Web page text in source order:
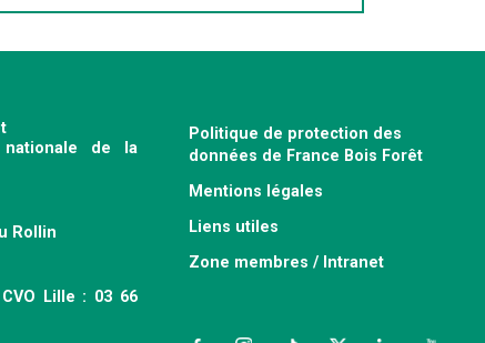
nationale de la
Rollin
Lille : 03 66
Politique de protection des
données de France Bois Forêt
Mentions légales
Liens utiles
Zone membres / Intranet